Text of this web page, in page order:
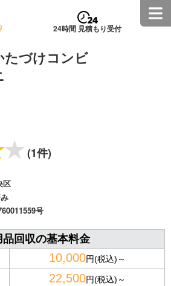
24時間 見積もり受付
たづけコンビ
(1件)
区
号
品回収の基本料金
10,000円(税込)～
22,500円(税込)～